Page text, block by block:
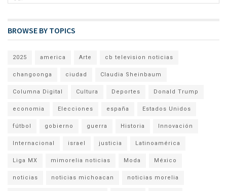
BROWSE BY TOPICS
2025 america Arte cb television noticias
changoonga ciudad Claudia Sheinbaum
Columna Digital Cultura Deportes Donald Trump
economia Elecciones españa Estados Unidos
fútbol gobierno guerra Historia Innovación
Internacional israel justicia Latinoamérica
Liga MX mimorelia noticias Moda México
noticias noticias michoacan noticias morelia